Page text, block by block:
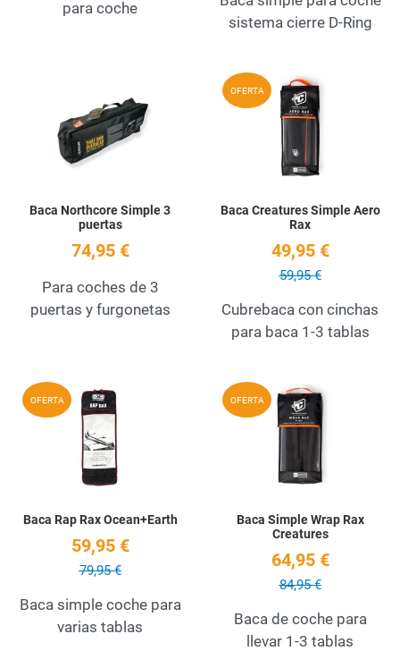
para coche
sistema cierre D-Ring
Add to Wishlist
Baca Northcore Simple 3
puertas
74,95 €
Para coches de 3
puertas y furgonetas
OFERTA
Baca Creatures Simple Aero
Rax
49,95 €
59,95 €
Cubrebaca con cinchas
para baca 1-3 tablas
OFERTA Add to Wishlist
Baca Rap Rax Ocean+Earth
59,95 €
79,95 €
Baca simple coche para
varias tablas
OFERTA
Baca Simple Wrap Rax
Creatures
64,95 €
84,95 €
Baca de coche para
llevar 1-3 tablas